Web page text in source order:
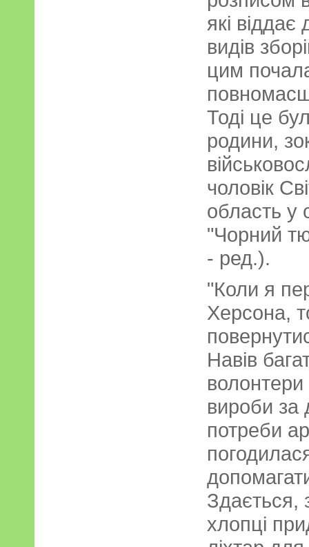
які віддає
видів
цим
Тоді це
родини,
чоловік
область у
"Чорний
- ред.).
"Коли я
Херсона,
Навів
волонтери
вироби за
потреби
Здається,
хлопці